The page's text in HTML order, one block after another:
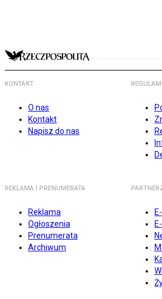
KONTAKT
O nas
Kontakt
Napisz do nas
REKLAMA I PRENUMERATA
Reklama
Ogłoszenia
Prenumerata
Archiwum